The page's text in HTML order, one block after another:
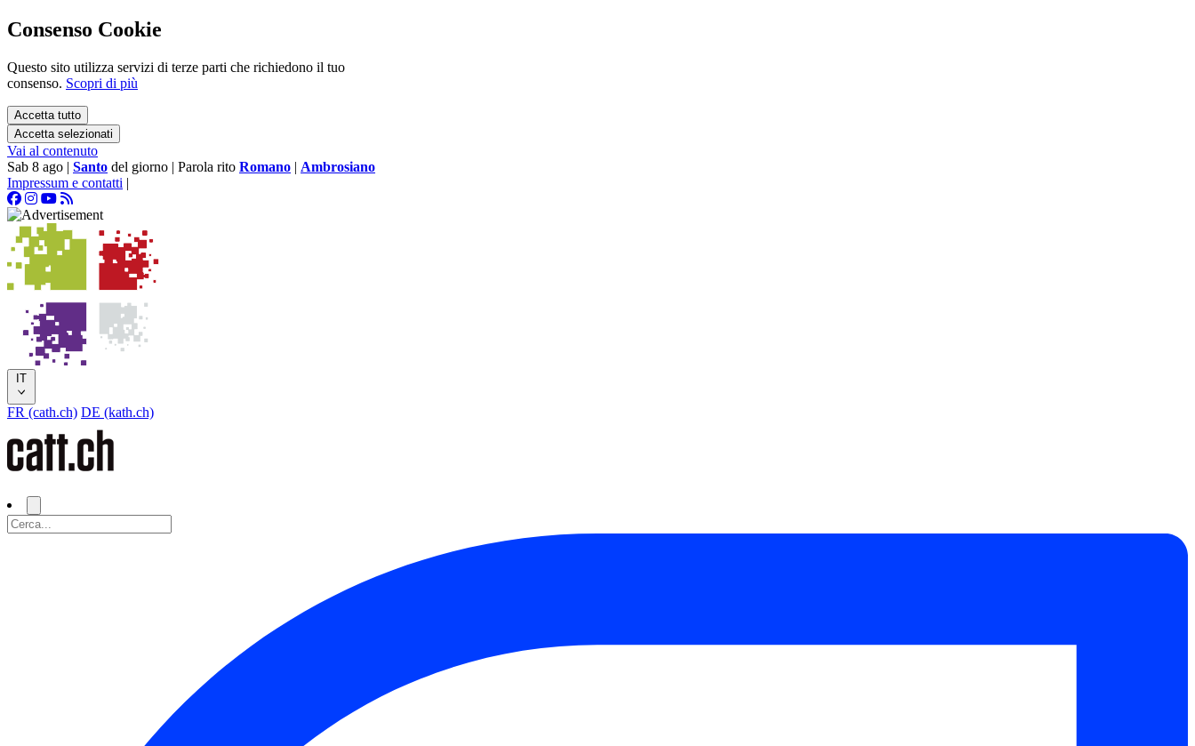
Consenso Cookie
Questo sito utilizza servizi di terze parti che richiedono il tuo
consenso. Scopri di più
Accetta tutto
Accetta selezionati
Vai al contenuto
Sab 8 ago | Santo del giorno | Parola rito Romano | Ambrosiano
Impressum e contatti |
IT
FR (cath.ch) DE (kath.ch)